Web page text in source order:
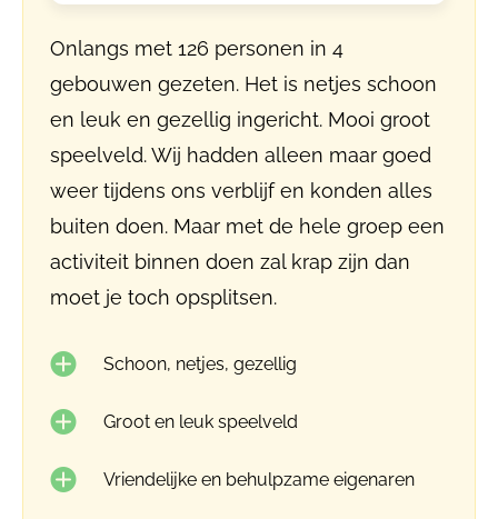
Onlangs met 126 personen in 4
gebouwen gezeten. Het is netjes schoon
en leuk en gezellig ingericht. Mooi groot
speelveld. Wij hadden alleen maar goed
weer tijdens ons verblijf en konden alles
buiten doen. Maar met de hele groep een
activiteit binnen doen zal krap zijn dan
moet je toch opsplitsen.
Schoon, netjes, gezellig
Groot en leuk speelveld
Vriendelijke en behulpzame eigenaren